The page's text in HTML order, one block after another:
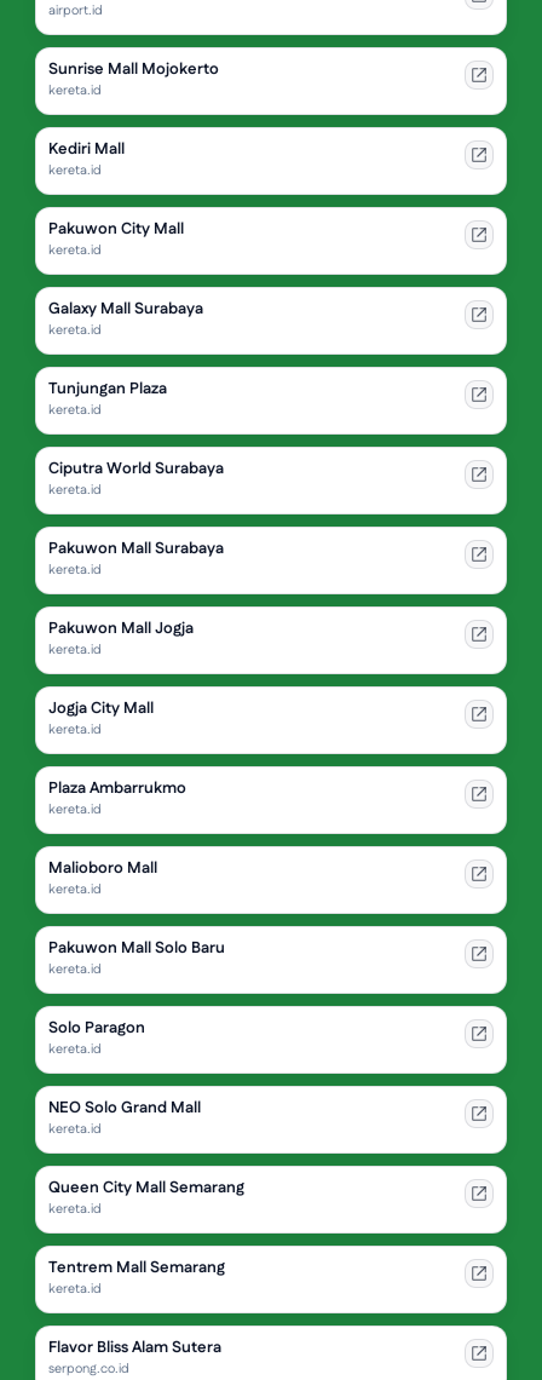
airport.id
Sunrise Mall Mojokerto
kereta.id
Kediri Mall
kereta.id
Pakuwon City Mall
kereta.id
Galaxy Mall Surabaya
kereta.id
Tunjungan Plaza
kereta.id
Ciputra World Surabaya
kereta.id
Pakuwon Mall Surabaya
kereta.id
Pakuwon Mall Jogja
kereta.id
Jogja City Mall
kereta.id
Plaza Ambarrukmo
kereta.id
Malioboro Mall
kereta.id
Pakuwon Mall Solo Baru
kereta.id
Solo Paragon
kereta.id
NEO Solo Grand Mall
kereta.id
Queen City Mall Semarang
kereta.id
Tentrem Mall Semarang
kereta.id
Flavor Bliss Alam Sutera
serpong.co.id